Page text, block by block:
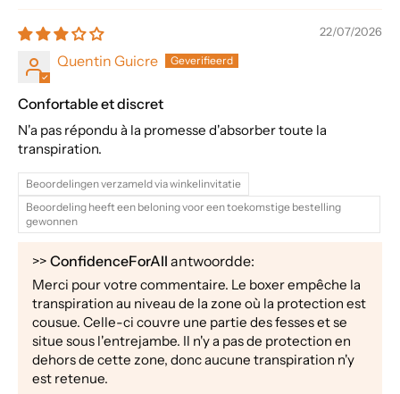
22/07/2026
Quentin Guicre
Confortable et discret
N'a pas répondu à la promesse d'absorber toute la
transpiration.
Beoordelingen verzameld via winkelinvitatie
Beoordeling heeft een beloning voor een toekomstige bestelling
gewonnen
>> ConfidenceForAll antwoordde:
Merci pour votre commentaire. Le boxer empêche la
transpiration au niveau de la zone où la protection est
cousue. Celle-ci couvre une partie des fesses et se
situe sous l'entrejambe. Il n'y a pas de protection en
dehors de cette zone, donc aucune transpiration n'y
est retenue.